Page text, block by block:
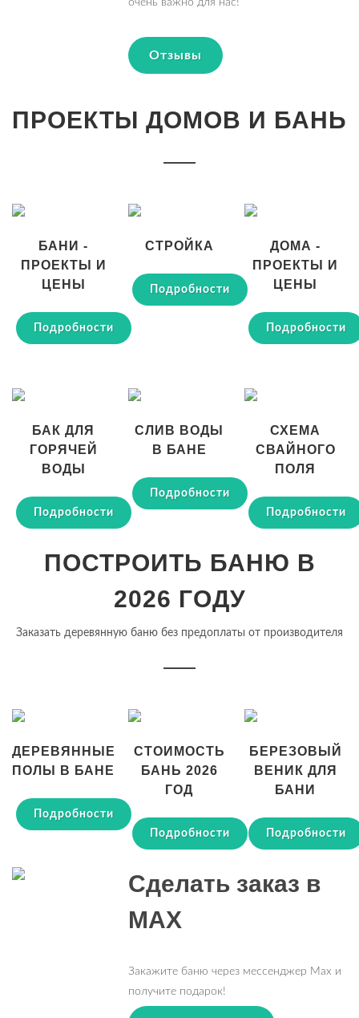
очень важно для нас!
Отзывы
ПРОЕКТЫ ДОМОВ И БАНЬ
БАНИ -
ПРОЕКТЫ И
ЦЕНЫ
Подробности
СТРОЙКА
Подробности
ДОМА -
ПРОЕКТЫ И
ЦЕНЫ
Подробности
БАК ДЛЯ
ГОРЯЧЕЙ
ВОДЫ
Подробности
СЛИВ ВОДЫ
В БАНЕ
Подробности
СХЕМА
СВАЙНОГО
ПОЛЯ
Подробности
ПОСТРОИТЬ БАНЮ В
2026 ГОДУ
Заказать деревянную баню без предоплаты от производителя
ДЕРЕВЯННЫЕ
ПОЛЫ В БАНЕ
Подробности
СТОИМОСТЬ
БАНЬ 2026
ГОД
Подробности
БЕРЕЗОВЫЙ
ВЕНИК ДЛЯ
БАНИ
Подробности
Сделать заказ в
MAX
Закажите баню через мессенджер Max и
получите подарок!